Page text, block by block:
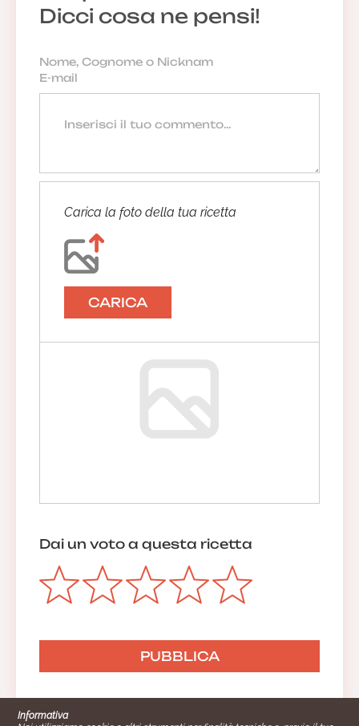
Dicci cosa ne pensi!
Carica la foto della tua ricetta
CARICA
Dai un voto a questa ricetta
Informativa